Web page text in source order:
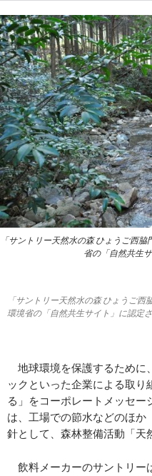
「サントリー天然水の森 ひょうご西
省の「自然共生
「サントリー天然水の森 ひょうご
環境省の「自然共生サイト」に認定
地球環境を保護するために
ックといった企業による取り
る」をコーポレートメッセー
は、工場での節水などのほか
針として、森林整備活動「天
飲料メーカーのサントリー